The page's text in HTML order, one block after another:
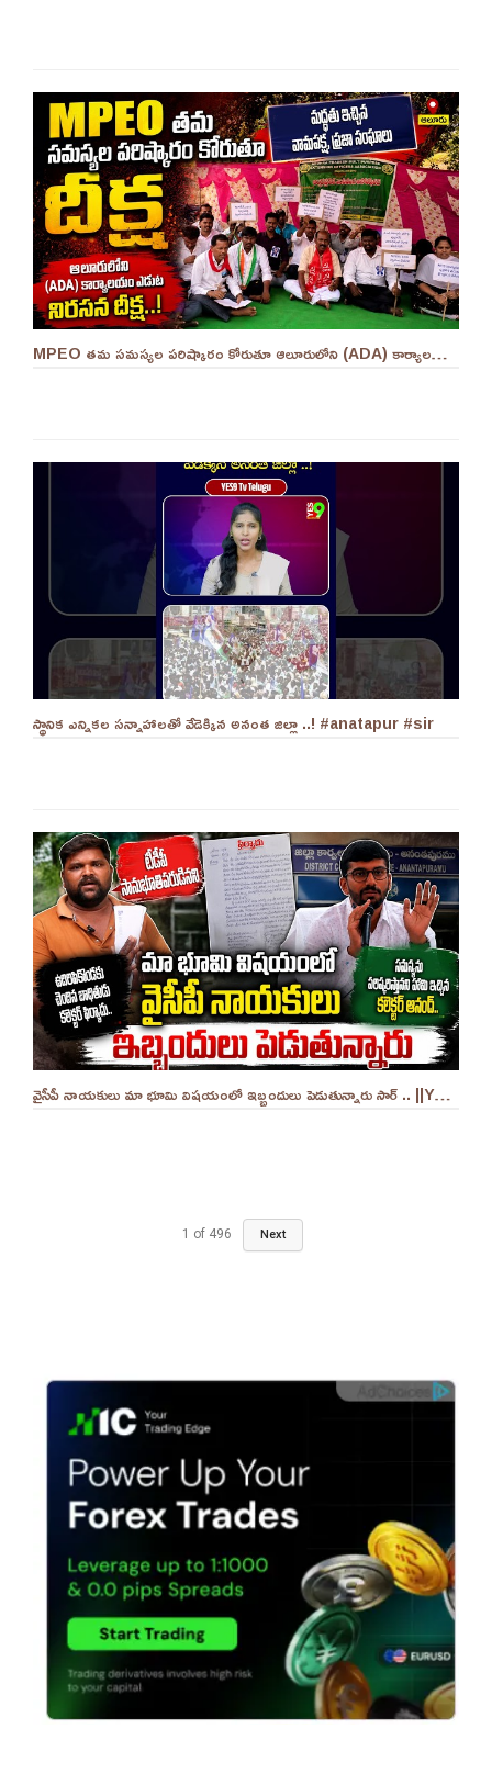
MPEO తమ సమస్యల పరిష్కారం కోరుతూ ఆలూరులోని (ADA) కార్యాలయం ఎదుట దీక్ష ||YES 9TV #kurnool
స్థానిక ఎన్నికల సన్నాహాలతో వేడెక్కిన అనంత జిల్లా ..! #anatapur #sir
వైసీపీ నాయకులు మా భూమి విషయంలో ఇబ్బందులు పెడుతున్నారు సార్ .. ||YES 9TV
1 of 496 Next